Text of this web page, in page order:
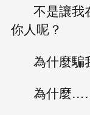
不是讓我
你人呢？
為什麼騙
為什麼